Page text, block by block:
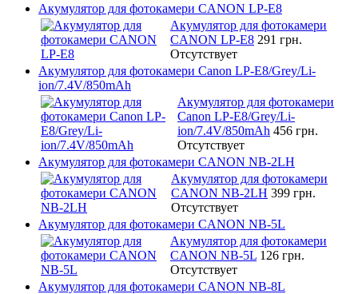
Акумулятор для фотокамери CANON LP-E8
Акумулятор для фотокамери
CANON LP-E8 291 грн.
Отсутствует
Акумулятор для фотокамери Canon LP-E8/Grey/Li-
ion/7.4V/850mAh
Акумулятор для фотокамери
Canon LP-E8/Grey/Li-
ion/7.4V/850mAh 456 грн.
Отсутствует
Акумулятор для фотокамери CANON NB-2LH
Акумулятор для фотокамери
CANON NB-2LH 399 грн.
Отсутствует
Акумулятор для фотокамери CANON NB-5L
Акумулятор для фотокамери
CANON NB-5L 126 грн.
Отсутствует
Акумулятор для фотокамери CANON NB-8L